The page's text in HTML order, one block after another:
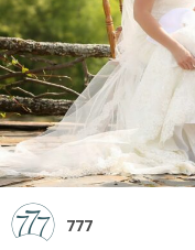
777